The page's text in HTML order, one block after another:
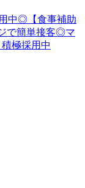
中◎【食事補助
で簡単接客◎マ
極採用中